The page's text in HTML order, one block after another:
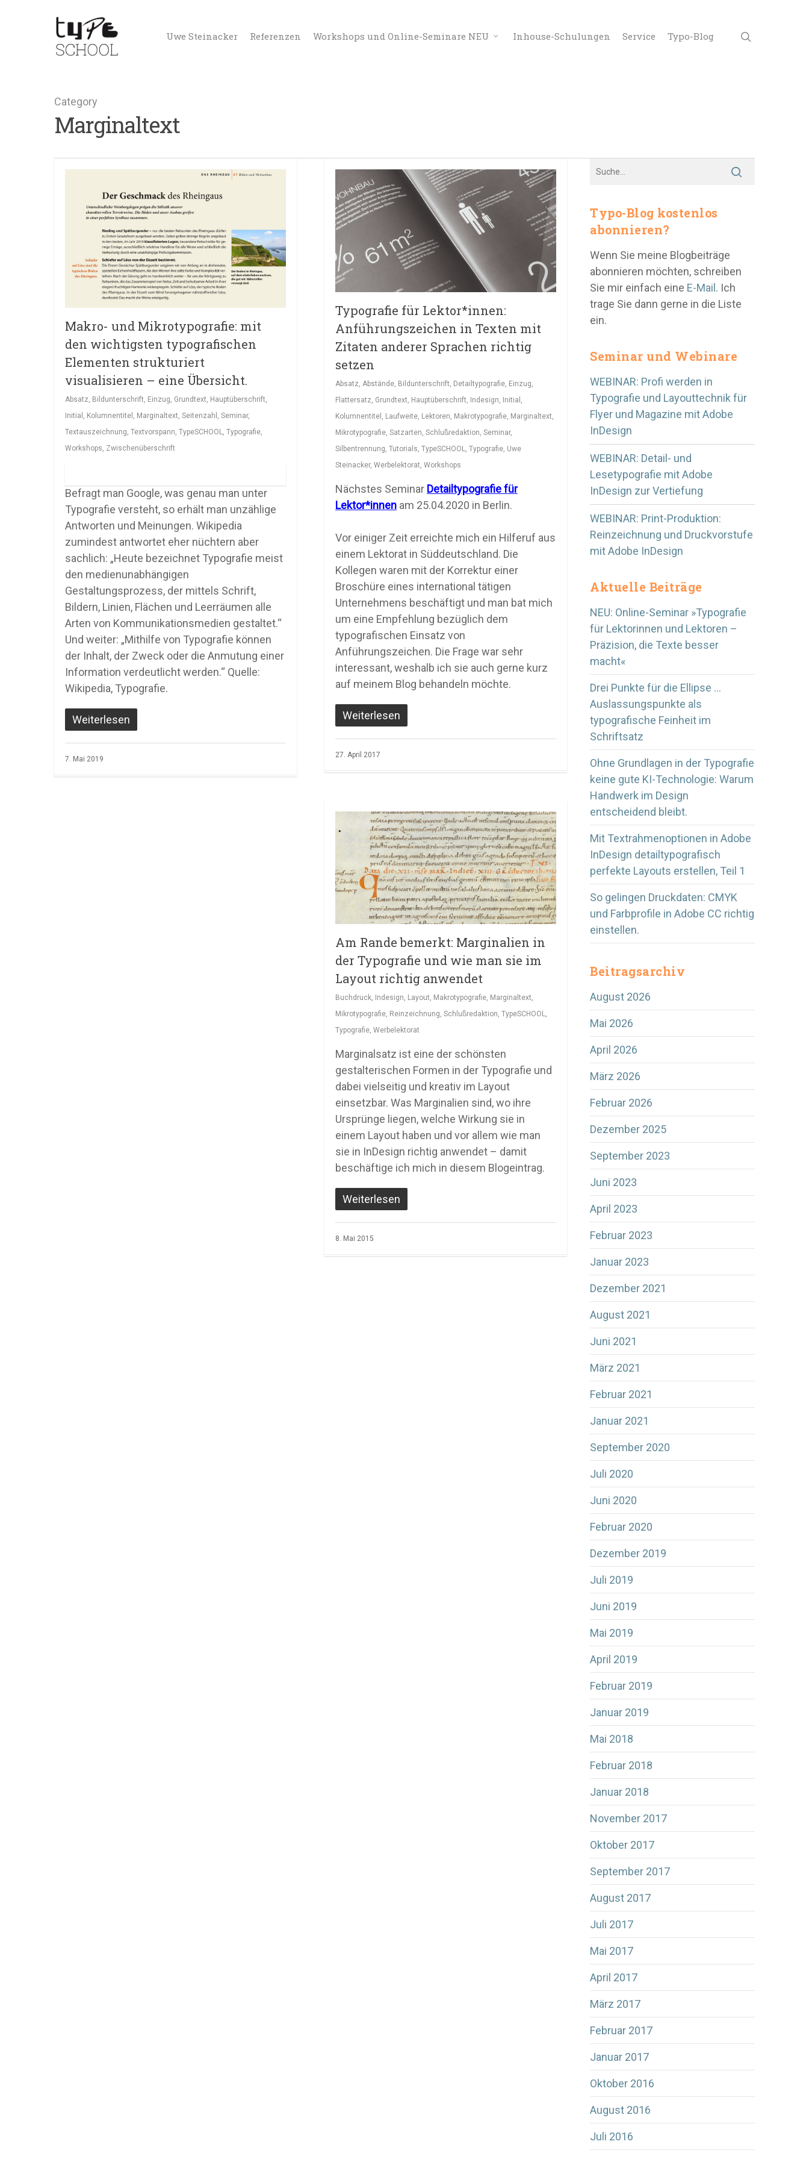
Uwe Steinacker Referenzen Workshops und Online-Seminare NEU Inhouse-Schulungen Service Typo-Blog
Category
Marginaltext
Makro- und Mikrotypografie: mit
den wichtigsten typografischen
Elementen strukturiert
visualisieren – eine Übersicht.
Absatz, Bildunterschrift, Einzug, Grundtext, Hauptüberschrift,
Initial , Kolumnentitel , Marginaltext, Seitenzahl , Seminar,
Textauszeichnung, Textvorspann, TypeSCHOOL, Typografie,
Workshops, Zwischenüberschrift
Befragt man Google, was genau man unter
Typografie versteht, so erhält man unzählige
Antworten und Meinungen. Wikipedia
zumindest antwortet eher nüchtern aber
sachlich: „Heute bezeichnet Typografie meist
den medienunabhängigen
Gestaltungsprozess, der mittels Schrift,
Bildern, Linien, Flächen und Leerräumen alle
Arten von Kommunikationsmedien gestaltet.“
Und weiter: „Mithilfe von Typografie können
der Inhalt, der Zweck oder die Anmutung einer
Information verdeutlicht werden.“ Quelle:
Wikipedia, Typografie.
Weiterlesen
7. Mai 2019
Typografie für Lektor*innen:
Anführungszeichen in Texten mit
Zitaten anderer Sprachen richtig
setzen
Absatz Abstände Bildunterschrift Detailtypografie Einzug
Flattersatz Grundtext Hauptüberschrift Indesign Initial
Kolumnentitel
Laufweite Lektoren Makrotypografie Marginaltext
Mikrotypografie Satzarten Schlußredaktion Seminar,
Silbentrennung Tutorials TypeSCHOOL Typografie Uwe
Steinacker, Werbelektorat Workshops
Nächstes Seminar Detailtypografie für
Lektor*innen am 25.04.2020 in Berlin.
Vor einiger Zeit erreichte mich ein Hilferuf aus
einem Lektorat in Süddeutschland. Die
Kollegen waren mit der Korrektur einer
Broschüre eines international tätigen
Unternehmens beschäftigt und man bat mich
um eine Empfehlung bezüglich dem
typografischen Einsatz von
Anführungszeichen. Die Frage war sehr
interessant, weshalb ich sie auch gerne kurz
auf meinem Blog behandeln möchte.
Weiterlesen
27. April 2017
Am Rande bemerkt: Marginalien in
der Typografie und wie man sie im
Layout richtig anwendet
Buchdruck, Indesign, Layout, Makrotypografie, Marginaltext,
Mikrotypografie, Reinzeichnung, Schlußredaktion, TypeSCHOOL,
Typografie, Werbelektorat
Marginalsatz ist eine der schönsten
gestalterischen Formen in der Typografie und
dabei vielseitig und kreativ im Layout
einsetzbar. Was Marginalien sind, wo ihre
Ursprünge liegen, welche Wirkung sie in
einem Layout haben und vor allem wie man
sie in InDesign richtig anwendet – damit
beschäftige ich mich in diesem Blogeintrag.
Weiterlesen
8. Mai 2015
Typo-Blog kostenlos
abonnieren?
Wenn Sie meine Blogbeiträge
abonnieren möchten, schreiben
Sie mir einfach eine E-Mail . Ich
trage Sie dann gerne in die Liste
ein.
Seminar und Webinare
WEBINAR: Profi werden in
Typografie und Layouttechnik für
Flyer und Magazine mit Adobe
InDesign
WEBINAR: Detail- und
Lesetypografie mit Adobe
InDesign zur Vertiefung
WEBINAR: Print-Produktion:
Reinzeichnung und Druckvorstufe
mit Adobe InDesign
Aktuelle Beiträge
NEU: Online-Seminar »Typografie
für Lektorinnen und Lektoren –
Präzision, die Texte besser
macht«
Drei Punkte für die Ellipse …
Auslassungspunkte als
typografische Feinheit im
Schriftsatz
Ohne Grundlagen in der Typografie
keine gute KI-Technologie: Warum
Handwerk im Design
entscheidend bleibt.
Mit Textrahmenoptionen in Adobe
InDesign detailtypografisch
perfekte Layouts erstellen, Teil 1
So gelingen Druckdaten: CMYK
und Farbprofile in Adobe CC richtig
einstellen.
Beitragsarchiv
August 2026
Mai 2026
April 2026
März 2026
Februar 2026
Dezember 2025
September 2023
Juni 2023
April 2023
Februar 2023
Januar 2023
Dezember 2021
August 2021
Juni 2021
März 2021
Februar 2021
Januar 2021
September 2020
Juli 2020
Juni 2020
Februar 2020
Dezember 2019
Juli 2019
Juni 2019
Mai 2019
April 2019
Februar 2019
Januar 2019
Mai 2018
Februar 2018
Januar 2018
November 2017
Oktober 2017
September 2017
August 2017
Juli 2017
Mai 2017
April 2017
März 2017
Februar 2017
Januar 2017
Oktober 2016
August 2016
Juli 2016